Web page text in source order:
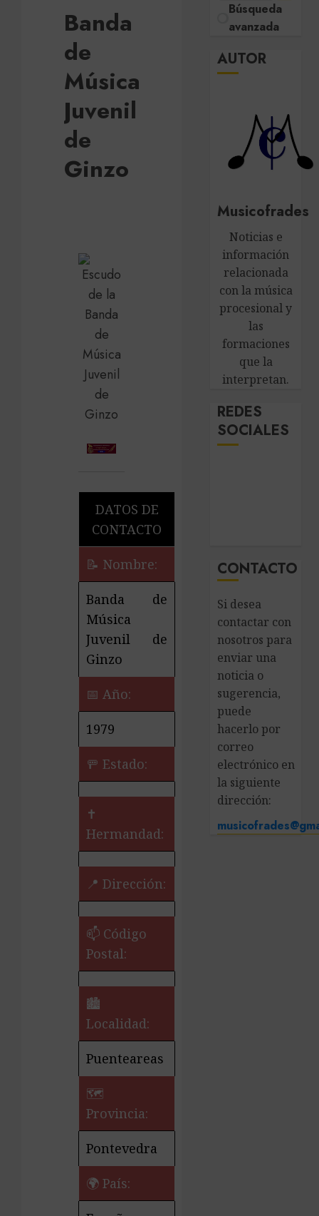
Banda
de
Música
Juvenil
de
Ginzo
DATOS DE
CONTACTO
📝 Nombre:
Banda de
Música
Juvenil de
Ginzo
📅 Año:
1979
🚥 Estado:
✝️
Hermandad:
📍 Dirección:
📫 Código
Postal:
🏙️
Localidad:
Puenteareas
🗺
Provincia:
Pontevedra
🌍 País:
Búsqueda
avanzada
AUTOR
Musicofrades
Noticias e
información
relacionada
con la música
procesional y
las
formaciones
que la
interpretan.
REDES
SOCIALES
CONTACTO
Si desea
contactar con
nosotros para
enviar una
noticia o
sugerencia,
puede
hacerlo por
correo
electrónico en
la siguiente
dirección: